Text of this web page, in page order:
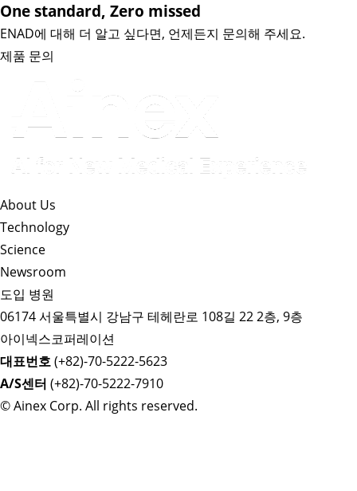
One standard, Zero missed​
ENAD에 대해 더 알고 싶다면, 언제든지 문의해 주세요.
제품 문의
About Us​
Technology
Science
Newsroom
도입 병원
06174 서울특별시 강남구 테헤란로 108길 22 2층, 9층
아이넥스코퍼레이션
대표번호(+82)-70-5222-5623
A/S센터 (+82)-70-5222-7910
© Ainex Corp. All rights reserved.